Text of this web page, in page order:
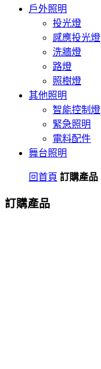
戶外照明
投光燈
感應投光燈
洗牆燈
路燈
照樹燈
其他照明
智能控制燈
緊急照明
電料配件
舞台照明
回首頁 訂購產品
訂購產品